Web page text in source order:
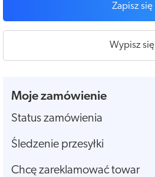
Zapisz się
Wypisz się
Moje zamówienie
Status zamówienia
Śledzenie przesyłki
Chcę zareklamować towar